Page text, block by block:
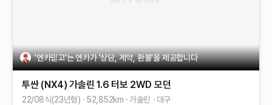
'엔카믿고'는 엔카가 '상담, 계약, 환불'을 제공합니다
투싼 (NX4) 가솔린 1.6 터보 2WD 모던
22/08식(23년형) 52,852km 가솔린 대구